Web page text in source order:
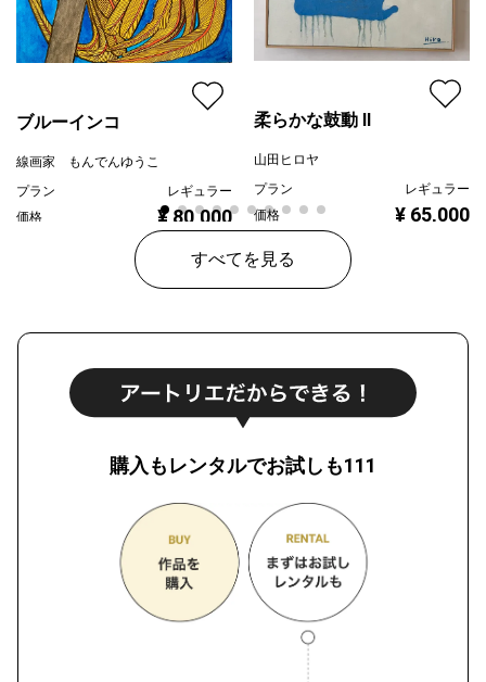
ブルーインコ
線画家 もんでんゆうこ
プラン
レギュラー
価格
¥ 80,000
柔らかな鼓動 Ⅱ
山田ヒロヤ
プラン
レギュラー
価格
¥ 65,000
すべてを見る
購入もレンタルでお試しも111